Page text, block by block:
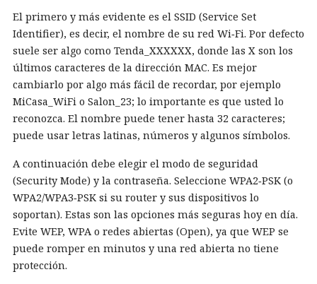
El primero y más evidente es el SSID (Service Set
Identifier), es decir, el nombre de su red Wi‑Fi. Por defecto
suele ser algo como Tenda_XXXXXX, donde las X son los
últimos caracteres de la dirección MAC. Es mejor
cambiarlo por algo más fácil de recordar, por ejemplo
MiCasa_WiFi o Salon_23; lo importante es que usted lo
reconozca. El nombre puede tener hasta 32 caracteres;
puede usar letras latinas, números y algunos símbolos.
A continuación debe elegir el modo de seguridad
(Security Mode) y la contraseña. Seleccione WPA2‑PSK (o
WPA2/WPA3‑PSK si su router y sus dispositivos lo
soportan). Estas son las opciones más seguras hoy en día.
Evite WEP, WPA o redes abiertas (Open), ya que WEP se
puede romper en minutos y una red abierta no tiene
protección.